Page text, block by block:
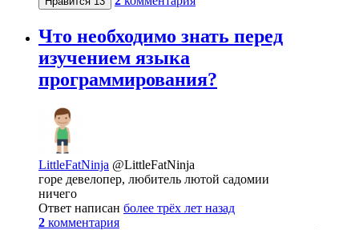
Что необходимо знать перед
изучением языка
программирования?
LittleFatNinja @LittleFatNinja
горе девелопер, любитель лютой садомии
ничего
Ответ написан более трёх лет назад
2 комментария